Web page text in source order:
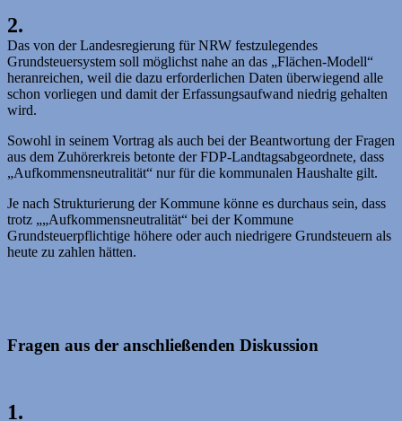
2.
Das von der Landesregierung für NRW festzulegendes
Grundsteuersystem soll möglichst nahe an das „Flächen-Modell“
heranreichen, weil die dazu erforderlichen Daten überwiegend alle
schon vorliegen und damit der Erfassungsaufwand niedrig gehalten
wird.
Sowohl in seinem Vortrag als auch bei der Beantwortung der Fragen
aus dem Zuhörerkreis betonte der FDP-Landtagsabgeordnete, dass
„Aufkommensneutralität“ nur für die kommunalen Haushalte gilt.
Je nach Strukturierung der Kommune könne es durchaus sein, dass
trotz „„Aufkommensneutralität“ bei der Kommune
Grundsteuerpflichtige höhere oder auch niedrigere Grundsteuern als
heute zu zahlen hätten.
Fragen aus der anschließenden Diskussion
1.